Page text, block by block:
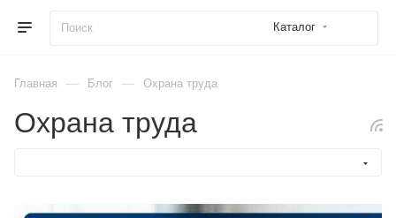
Каталог
Главная — Блог — Охрана труда
Охрана труда